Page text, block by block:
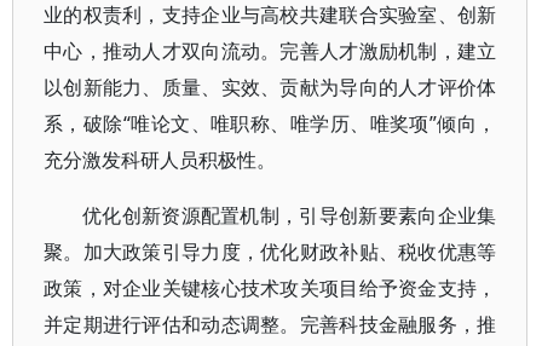
业的权责利，支持企业与高校共建联合实验室、创新
中心，推动人才双向流动。完善人才激励机制，建立
以创新能力、质量、实效、贡献为导向的人才评价体
系，破除“唯论文、唯职称、唯学历、唯奖项”倾向，
充分激发科研人员积极性。
优化创新资源配置机制，引导创新要素向企业集
聚。加大政策引导力度，优化财政补贴、税收优惠等
政策，对企业关键核心技术攻关项目给予资金支持，
并定期进行评估和动态调整。完善科技金融服务，推